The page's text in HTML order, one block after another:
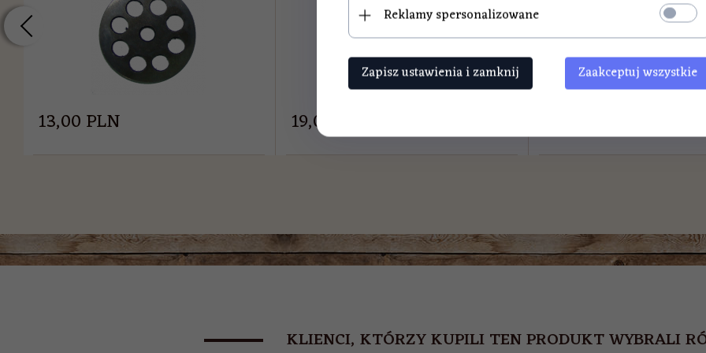
13,00PLN 19,00
KLIENCI, KTÓRZY KUPILI TEN PRODUKT WYBRALI
Reklamy spersonalizowane
Zapisz ustawienia i zamknij Zaakceptuj wszystkie